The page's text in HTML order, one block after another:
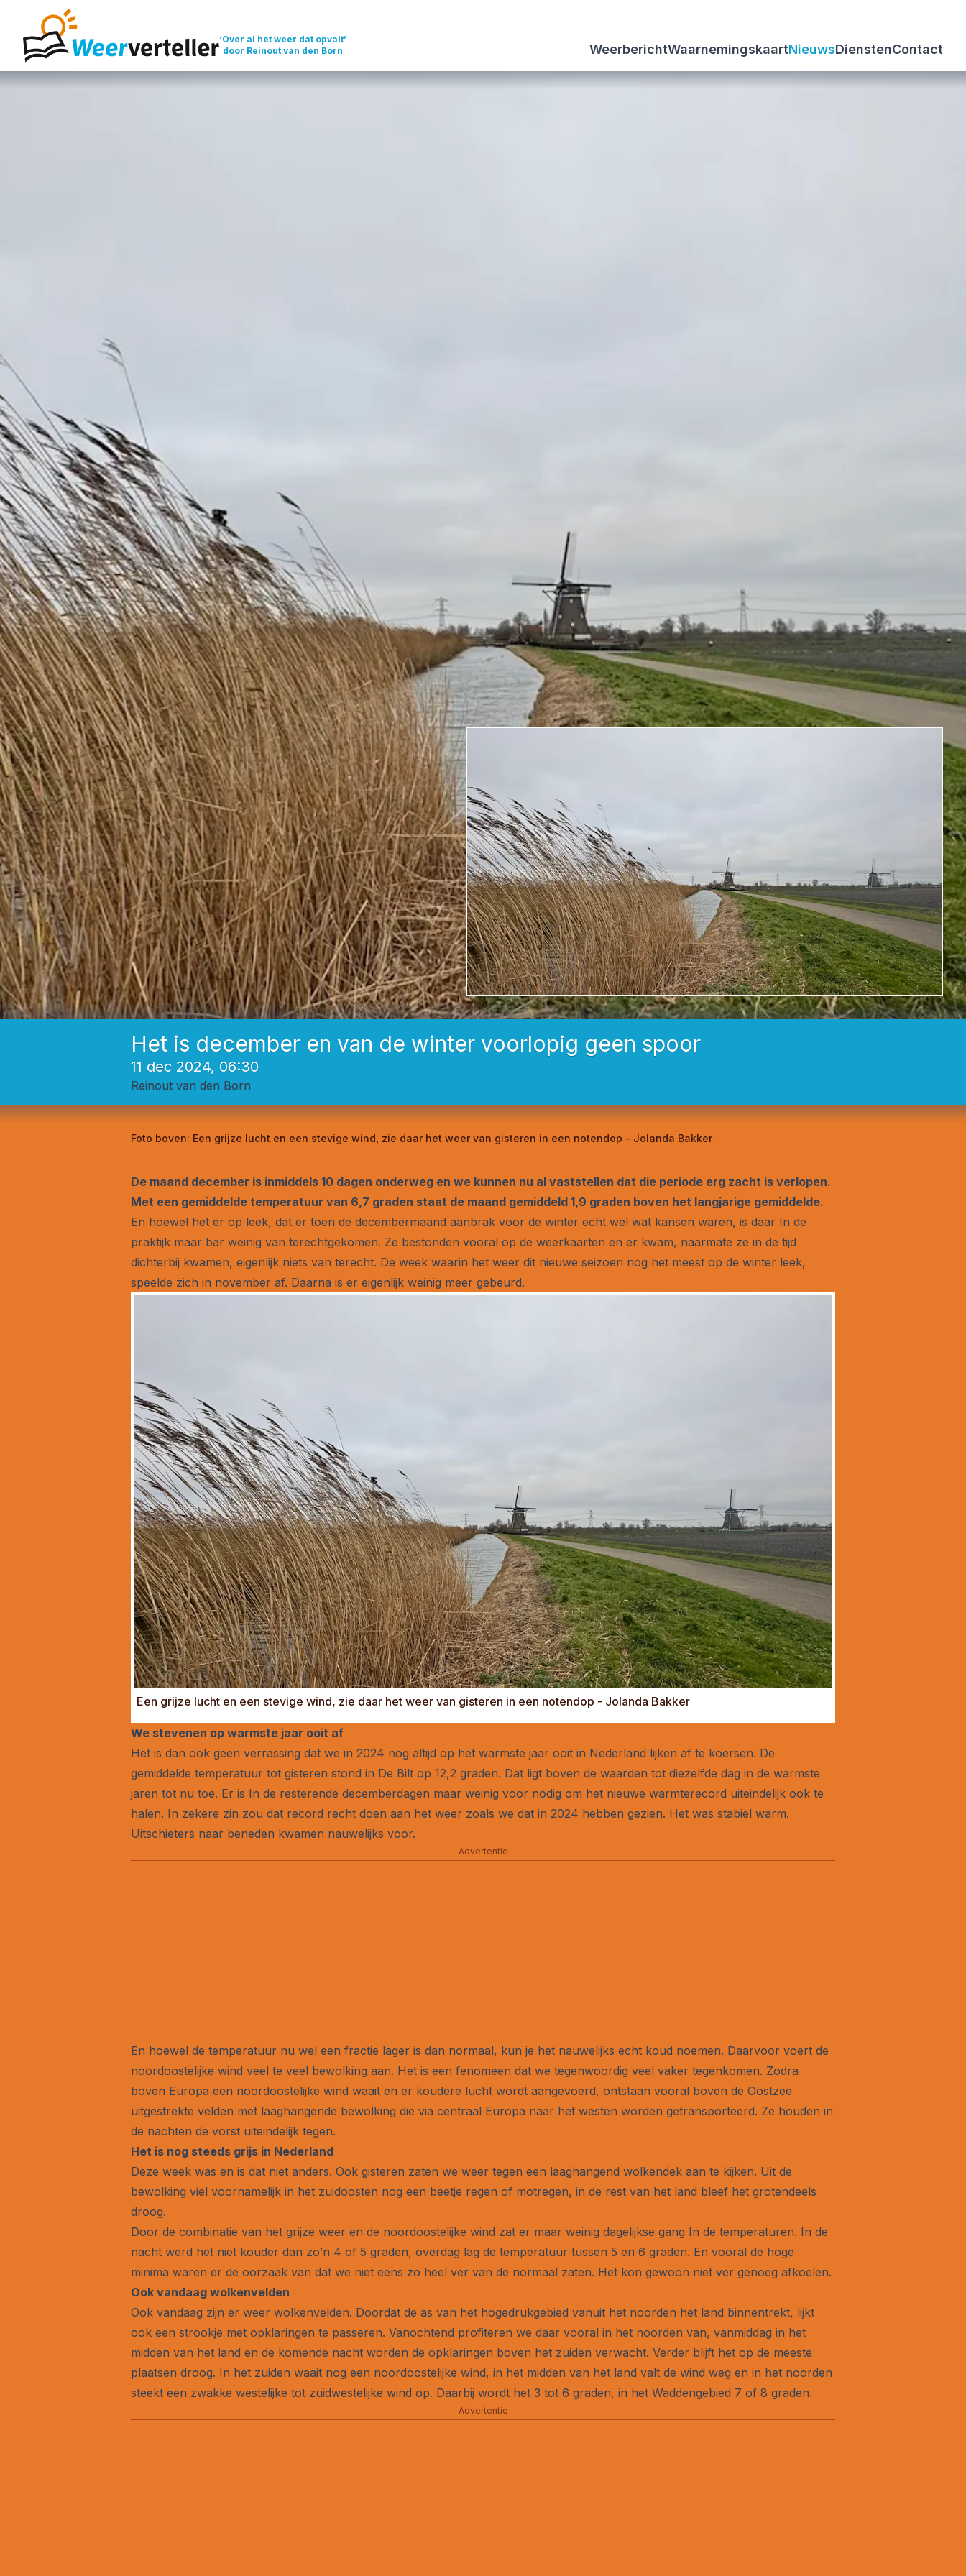
‘Over al het weer dat opvalt’
door Reinout van den Born
WeerberichtWaarnemingskaartNieuwsDienstenContact
Het is december en van de winter voorlopig geen spoor
11 dec 2024, 06:30
Reinout van den Born
Foto boven: Een grijze lucht en een stevige wind, zie daar het weer van gisteren in een notendop - Jolanda Bakker
De maand december is inmiddels 10 dagen onderweg en we kunnen nu al vaststellen dat die periode erg zacht is verlopen.
Met een gemiddelde temperatuur van 6,7 graden staat de maand gemiddeld 1,9 graden boven het langjarige gemiddelde.
En hoewel het er op leek, dat er toen de decembermaand aanbrak voor de winter echt wel wat kansen waren, is daar In de
praktijk maar bar weinig van terechtgekomen. Ze bestonden vooral op de weerkaarten en er kwam, naarmate ze in de tijd
dichterbij kwamen, eigenlijk niets van terecht. De week waarin het weer dit nieuwe seizoen nog het meest op de winter leek,
speelde zich in november af. Daarna is er eigenlijk weinig meer gebeurd.
Een grijze lucht en een stevige wind, zie daar het weer van gisteren in een notendop - Jolanda Bakker
We stevenen op warmste jaar ooit af
Het is dan ook geen verrassing dat we in 2024 nog altijd op het warmste jaar ooit in Nederland lijken af te koersen. De
gemiddelde temperatuur tot gisteren stond in De Bilt op 12,2 graden. Dat ligt boven de waarden tot diezelfde dag in de warmste
jaren tot nu toe. Er is In de resterende decemberdagen maar weinig voor nodig om het nieuwe warmterecord uiteindelijk ook te
halen. In zekere zin zou dat record recht doen aan het weer zoals we dat in 2024 hebben gezien. Het was stabiel warm.
Uitschieters naar beneden kwamen nauwelijks voor.
Advertentie
En hoewel de temperatuur nu wel een fractie lager is dan normaal, kun je het nauwelijks echt koud noemen. Daarvoor voert de
noordoostelijke wind veel te veel bewolking aan. Het is een fenomeen dat we tegenwoordig veel vaker tegenkomen. Zodra
boven Europa een noordoostelijke wind waait en er koudere lucht wordt aangevoerd, ontstaan vooral boven de Oostzee
uitgestrekte velden met laaghangende bewolking die via centraal Europa naar het westen worden getransporteerd. Ze houden in
de nachten de vorst uiteindelijk tegen.
Het is nog steeds grijs in Nederland
Deze week was en is dat niet anders. Ook gisteren zaten we weer tegen een laaghangend wolkendek aan te kijken. Uit de
bewolking viel voornamelijk in het zuidoosten nog een beetje regen of motregen, in de rest van het land bleef het grotendeels
droog.
Door de combinatie van het grijze weer en de noordoostelijke wind zat er maar weinig dagelijkse gang In de temperaturen. In de
nacht werd het niet kouder dan zo’n 4 of 5 graden, overdag lag de temperatuur tussen 5 en 6 graden. En vooral de hoge
minima waren er de oorzaak van dat we niet eens zo heel ver van de normaal zaten. Het kon gewoon niet ver genoeg afkoelen.
Ook vandaag wolkenvelden
Ook vandaag zijn er weer wolkenvelden. Doordat de as van het hogedrukgebied vanuit het noorden het land binnentrekt, lijkt
ook een strookje met opklaringen te passeren. Vanochtend profiteren we daar vooral in het noorden van, vanmiddag in het
midden van het land en de komende nacht worden de opklaringen boven het zuiden verwacht. Verder blijft het op de meeste
plaatsen droog. In het zuiden waait nog een noordoostelijke wind, in het midden van het land valt de wind weg en in het noorden
steekt een zwakke westelijke tot zuidwestelijke wind op. Daarbij wordt het 3 tot 6 graden, in het Waddengebied 7 of 8 graden.
Advertentie